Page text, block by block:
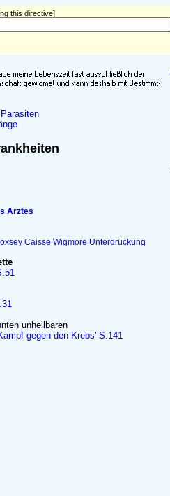
this directive]
Parasiten
Arztes
Caisse Wigmore Unterdrückung
unheilbaren
gegen den Krebs' S.141